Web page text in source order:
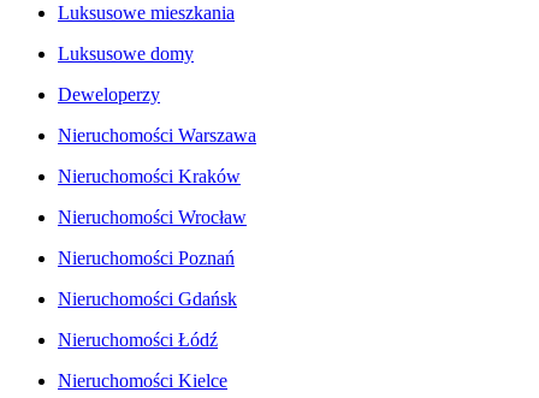
Luksusowe mieszkania
Luksusowe domy
Deweloperzy
Nieruchomości Warszawa
Nieruchomości Kraków
Nieruchomości Wrocław
Nieruchomości Poznań
Nieruchomości Gdańsk
Nieruchomości Łódź
Nieruchomości Kielce